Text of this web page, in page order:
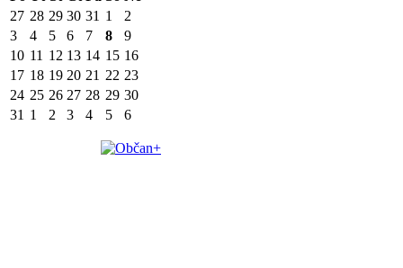
27 28 29 30 31 1
2
3
4 5 6 7 8
9
10 11 12 13 14 15 16
17 18 19 20 21 22 23
24 25 26 27 28 29 30
31 1 2 3 4 5 6